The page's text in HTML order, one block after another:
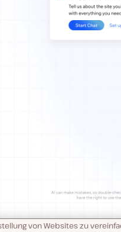
von Websites zu